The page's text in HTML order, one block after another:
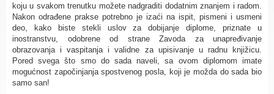
koju u svakom trenutku možete nadgraditi dodatnim znanjem i radom.
Nakon odrađene prakse potrebno je izaći na ispit, pismeni i usmeni
deo, kako biste stekli uslov za dobijanje diplome, priznate u
inostranstvu, odobrene od strane Zavoda za unapređivanje
obrazovanja i vaspitanja i validne za upisivanje u radnu knjižicu.
Pored svega što smo do sada naveli, sa ovom diplomom imate
mogućnost započinjanja spostvenog posla, koji je možda do sada bio
samo san!